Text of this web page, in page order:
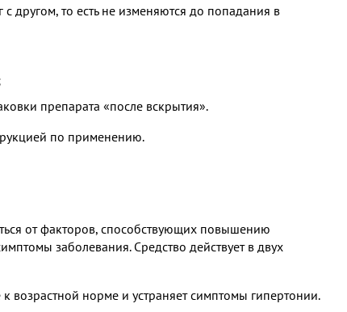
другом, то есть не изменяются до попадания в
препарата «после вскрытия».
по применению.
от факторов, способствующих повышению
заболевания. Средство действует в двух
возрастной норме и устраняет симптомы гипертонии.